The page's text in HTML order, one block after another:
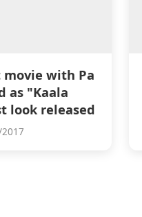
with Pa
as "Kaala
look released